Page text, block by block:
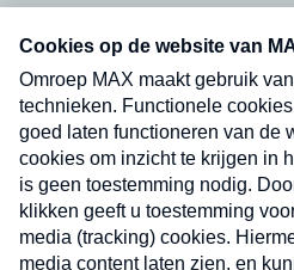
nieuwsbrief. Elke vrijdag-
uw mailbox.